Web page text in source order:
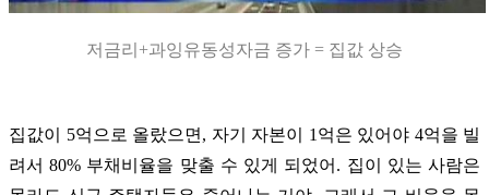
저금리+과잉유동성자금 증가 = 집값 상승
집값이 5억으로 올랐으면, 자기 자본이 1억은 있어야 4억을 빌
려서 80% 부채비율을 맞출 수 있게 되었어. 집이 있는 사람은